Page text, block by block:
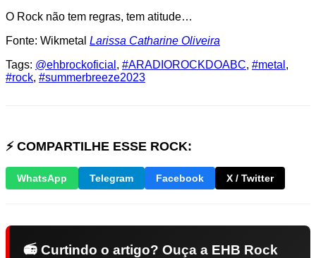
O Rock não tem regras, tem atitude…
Fonte: Wikmetal Larissa Catharine Oliveira
Tags: @ehbrockoficial , #ARADIOROCKDOABC, #metal ,
#rock, #summerbreeze2023
⚡ COMPARTILHE ESSE ROCK:
WhatsApp Telegram Facebook X / Twitter
📻 Curtindo o artigo? Ouça a EHB Rock